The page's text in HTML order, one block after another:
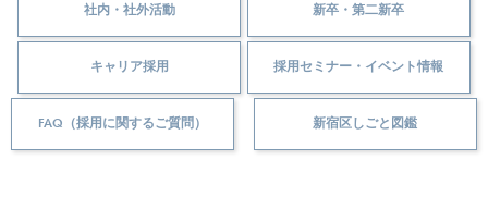
社内・社外活動 新卒・第二新卒
キャリア採用 採用セミナー・イベント情報
FAQ（採用に関するご質問） 新宿区しごと図鑑